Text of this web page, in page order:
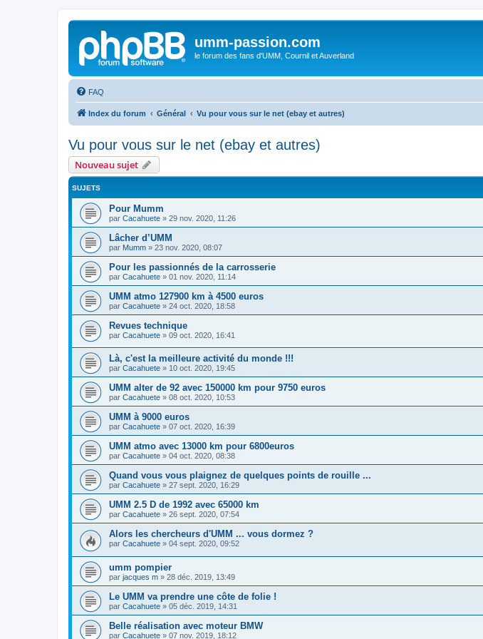
umm-passion.com
le forum des fans d'UMM, Cournil et Auverland
FAQ
Index du forum Général Vu pour vous sur le net (ebay et autres)
Vu pour vous sur le net (ebay et autres)
Nouveau sujet
SUJETS
Pour Mumm
par Cacahuete » 29 nov. 2020, 11:26
Lâcher d’UMM
par Mumm » 23 nov. 2020, 08:07
Pour les passionnés de la carrosserie
par Cacahuete » 01 nov. 2020, 11:14
UMM atmo 127900 km à 4500 euros
par Cacahuete » 24 oct. 2020, 18:58
Revues technique
par Cacahuete » 09 oct. 2020, 16:41
Là, c'est la meilleure activité du monde !!!
par Cacahuete » 10 oct. 2020, 19:45
UMM alter de 92 avec 150000 km pour 9750 euros
par Cacahuete » 08 oct. 2020, 10:53
UMM à 9000 euros
par Cacahuete » 07 oct. 2020, 16:39
UMM atmo avec 13000 km pour 6800euros
par Cacahuete » 04 oct. 2020, 08:38
Quand vous vous plaignez de quelques points de rouille ...
par Cacahuete » 27 sept. 2020, 16:29
UMM 2.5 D de 1992 avec 65000 km
par Cacahuete » 26 sept. 2020, 07:54
Alors les chercheurs d'UMM ... vous dormez ?
par Cacahuete » 04 sept. 2020, 09:52
umm pompier
par jacques m » 28 déc. 2019, 13:49
Le UMM va prendre une côte de folie !
par Cacahuete » 05 déc. 2019, 14:31
Belle réalisation avec moteur BMW
par Cacahuete » 07 nov. 2019, 18:12